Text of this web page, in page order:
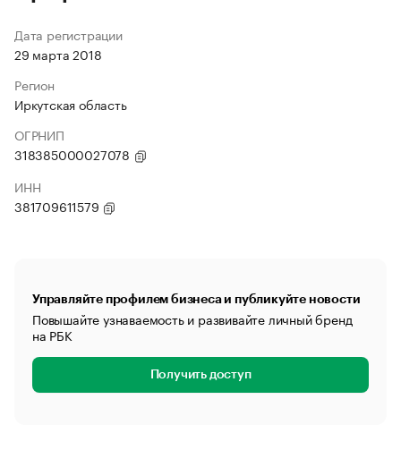
Дата регистрации
29 марта 2018
Регион
Иркутская область
ОГРНИП
318385000027078
ИНН
381709611579
Управляйте профилем бизнеса и публикуйте новости
Повышайте узнаваемость и развивайте личный бренд
на РБК
Получить доступ